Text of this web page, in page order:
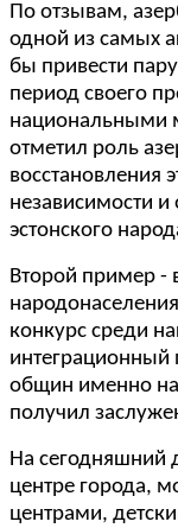
По отзывам,
одной из самых
бы привести
период своего
национальными
отметил роль
восстановления
независимости
эстонского
Второй пример -
конкурс среди
интеграционный
общин именно
получил
На сегодняшний
центре города,
центрами,